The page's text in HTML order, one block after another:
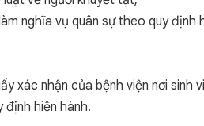
nghĩa vụ quân sự theo quy định
xác nhận của bệnh viện nơi sinh
định hiện hành.